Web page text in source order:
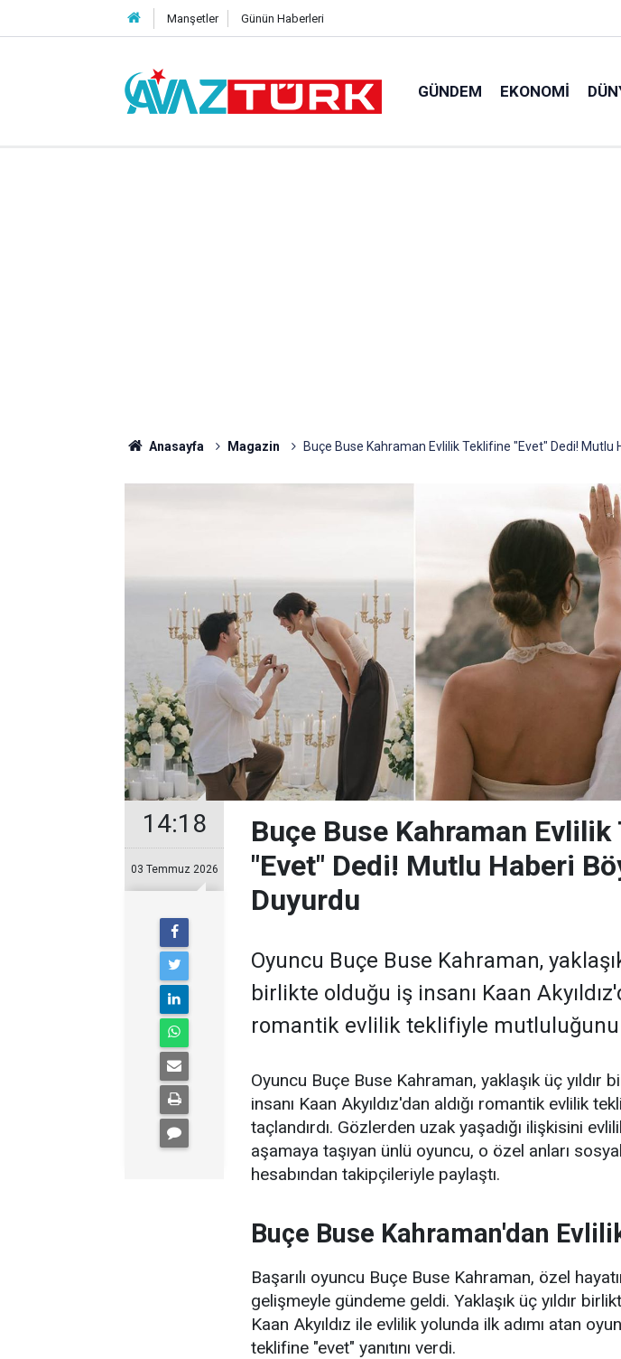
Manşetler Günün Haberleri
GÜNDEM EKONOMI
Anasayfa Magazin Buçe Buse Kahraman Evlilik Teklifine "Evet" Dedi! Mutlu
14:18
03 Temmuz 2026
Buçe Buse Kahraman
"Evet" Dedi! Mutlu Haberi
Duyurdu
Oyuncu Buçe Buse Kahraman,
birlikte olduğu iş insanı Kaan
romantik evlilik teklifiyle mutluluğunu
Oyuncu Buçe Buse Kahraman, yaklaşık üç yıldır
insanı Kaan Akyıldız'dan aldığı romantik evlilik
taçlandırdı. Gözlerden uzak yaşadığı ilişkisini
aşamaya taşıyan ünlü oyuncu, o özel anları
hesabından takipçileriyle paylaştı.
Buçe Buse Kahraman'dan
Başarılı oyuncu Buçe Buse Kahraman, özel
gelişmeyle gündeme geldi. Yaklaşık üç yıldır
Kaan Akyıldız ile evlilik yolunda ilk adımı atan
teklifine "evet" yanıtını verdi.